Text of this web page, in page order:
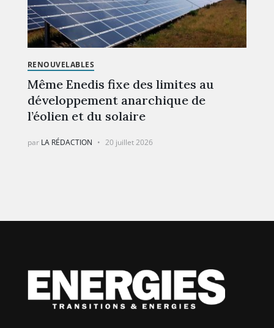
RENOUVELABLES
Même Enedis fixe des limites au
développement anarchique de
l’éolien et du solaire
par LA RÉDACTION 20 juillet 2026